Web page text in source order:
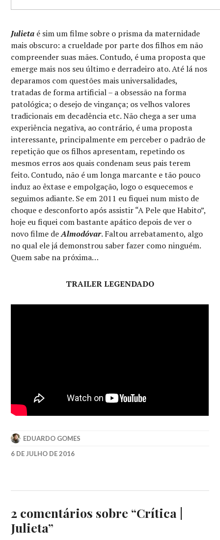
Julieta é sim um filme sobre o prisma da maternidade
mais obscuro: a crueldade por parte dos filhos em não
compreender suas mães. Contudo, é uma proposta que
emerge mais nos seu último e derradeiro ato. Até lá nos
deparamos com questões mais universalidades,
tratadas de forma artificial – a obsessão na forma
patológica; o desejo de vingança; os velhos valores
tradicionais em decadência etc. Não chega a ser uma
experiência negativa, ao contrário, é uma proposta
interessante, principalmente em perceber o padrão de
repetição que os filhos apresentam, repetindo os
mesmos erros aos quais condenam seus pais terem
feito. Contudo, não é um longa marcante e tão pouco
induz ao êxtase e empolgação, logo o esquecemos e
seguimos adiante. Se em 2011 eu fiquei num misto de
choque e desconforto após assistir “A Pele que Habito”,
hoje eu fiquei com bastante apático depois de ver o
novo filme deAlmodóvar. Faltou arrebatamento, algo
no qual ele já demonstrou saber fazer como ninguém.
Quem sabe na próxima…
TRAILER LEGENDADO
EDUARDO GOMES
6 DE JULHO DE 2016
PARÉS,
CANNES,
2 comentários sobre “Crítica |
Julieta”